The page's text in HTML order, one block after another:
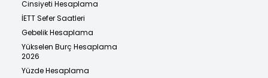
Cinsiyeti Hesaplama
İETT Sefer Saatleri
Gebelik Hesaplama
Yükselen Burç Hesaplama
2026
Yüzde Hesaplama